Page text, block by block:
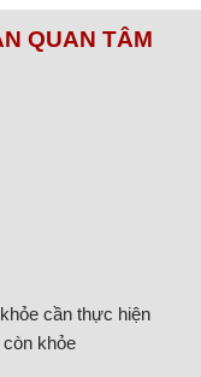
QUAN TÂM
cần thực hiện
khỏe